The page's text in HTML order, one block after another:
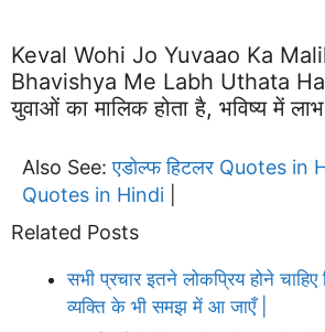
Keval Wohi Jo Yuvaao Ka
Bhavishya Me Labh Uthata
युवाओं का मालिक होता है, भविष्य में
Also See:एडोल्फ हिटलर Quotes in
Quotes in Hindi
Related Posts
सभी प्रचार इतने लोकप्रिय होने
व्यक्ति के भी समझ में आ जाएँ |